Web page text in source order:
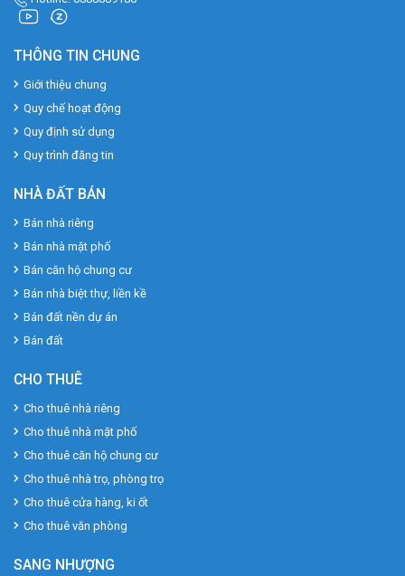
THÔNG TIN CHUNG
Giới thiệu chung
Quy chế hoạt động
Quy định sử dụng
Quy trình đăng tin
NHÀ ĐẤT BÁN
Bán nhà riêng
Bán nhà mặt phố
Bán căn hộ chung cư
Bán nhà biệt thự, liền kề
Bán đất nền dự án
Bán đất
CHO THUÊ
Cho thuê nhà riêng
Cho thuê nhà mặt phố
Cho thuê căn hộ chung cư
Cho thuê nhà trọ, phòng trọ
Cho thuê cửa hàng, ki ốt
Cho thuê văn phòng
SANG NHƯỢNG